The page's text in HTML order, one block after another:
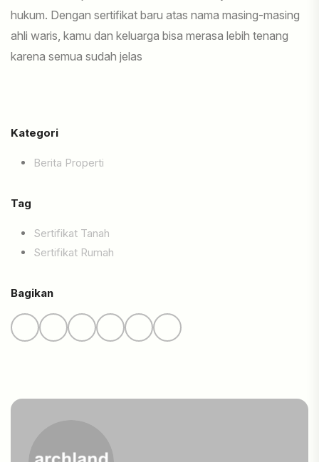
hukum. Dengan sertifikat baru atas nama masing-masing
ahli waris, kamu dan keluarga bisa merasa lebih tenang
karena semua sudah jelas
Kategori
Berita Properti
Tag
Sertifikat Tanah
Sertifikat Rumah
Bagikan